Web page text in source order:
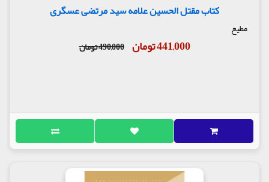
کتاب مقتل الحسین علامه سید مرتضی عسگری
مطیع
441,000 تومان 490,000 تومان